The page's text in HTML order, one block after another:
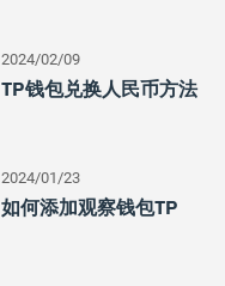
2024/02/09
TP钱包兑换人民币方法
2024/01/23
如何添加观察钱包TP